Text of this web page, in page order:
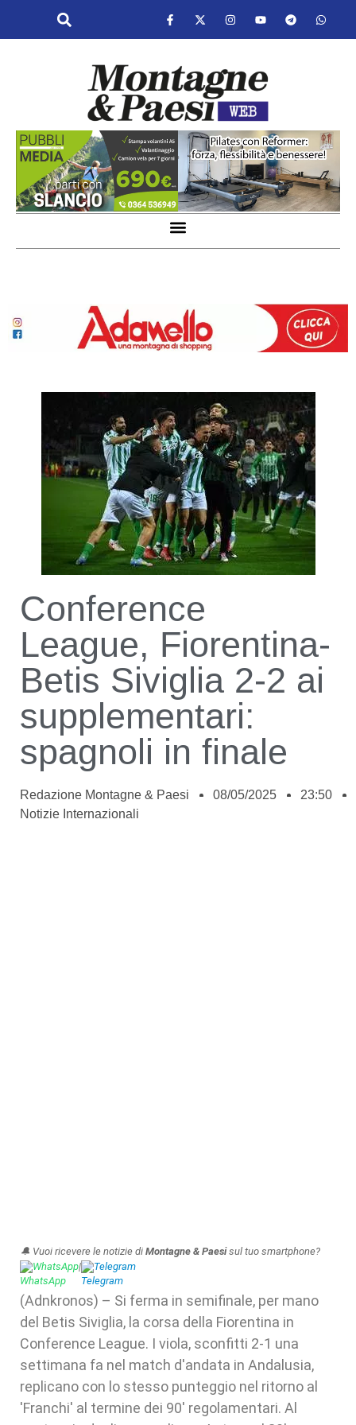
Conference
League, Fiorentina-
Betis Siviglia 2-2 ai
supplementari:
spagnoli in finale
Redazione Montagne & Paesi 08/05/2025
23:50
Notizie Internazionali
🔔 Vuoi ricevere le notizie di Montagne & Paesisul tuo smartphone?
WhatsApp| Telegram
(Adnkronos) – Si ferma in semifinale, per mano
del Betis Siviglia, la corsa della Fiorentina in
Conference League. I viola, sconfitti 2-1 una
settimana fa nel match d'andata in Andalusia,
replicano con lo stesso punteggio nel ritorno al
'Franchi' al termine dei 90' regolamentari. Al